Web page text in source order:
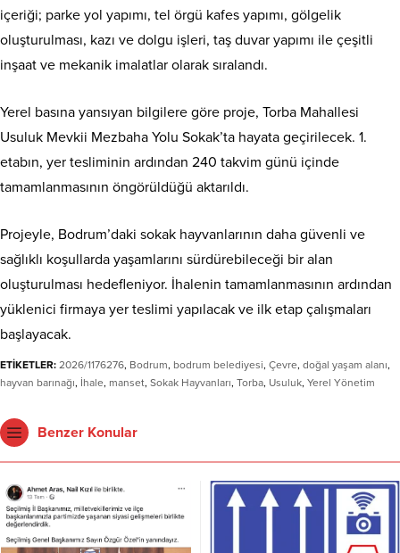
içeriği; parke yol yapımı, tel örgü kafes yapımı, gölgelik
oluşturulması, kazı ve dolgu işleri, taş duvar yapımı ile çeşitli
inşaat ve mekanik imalatlar olarak sıralandı.
Yerel basına yansıyan bilgilere göre proje, Torba Mahallesi
Usuluk Mevkii Mezbaha Yolu Sokak’ta hayata geçirilecek. 1.
etabın, yer tesliminin ardından 240 takvim günü içinde
tamamlanmasının öngörüldüğü aktarıldı.
Projeyle, Bodrum’daki sokak hayvanlarının daha güvenli ve
sağlıklı koşullarda yaşamlarını sürdürebileceği bir alan
oluşturulması hedefleniyor. İhalenin tamamlanmasının ardından
yüklenici firmaya yer teslimi yapılacak ve ilk etap çalışmaları
başlayacak.
ETİKETLER: 2026/1176276, Bodrum, bodrum belediyesi, Çevre, doğal yaşam alanı,
hayvan barınağı, İhale, manset, Sokak Hayvanları, Torba, Usuluk, Yerel Yönetim
Benzer Konular